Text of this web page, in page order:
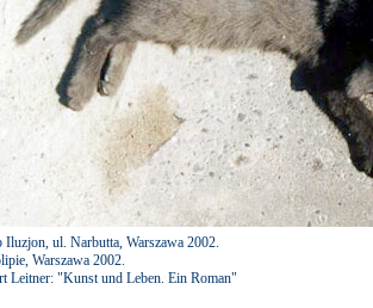
ul. Narbutta, Warszawa 2002.
Warszawa 2002.
Leitner: "Kunst und Leben. Ein Roman"